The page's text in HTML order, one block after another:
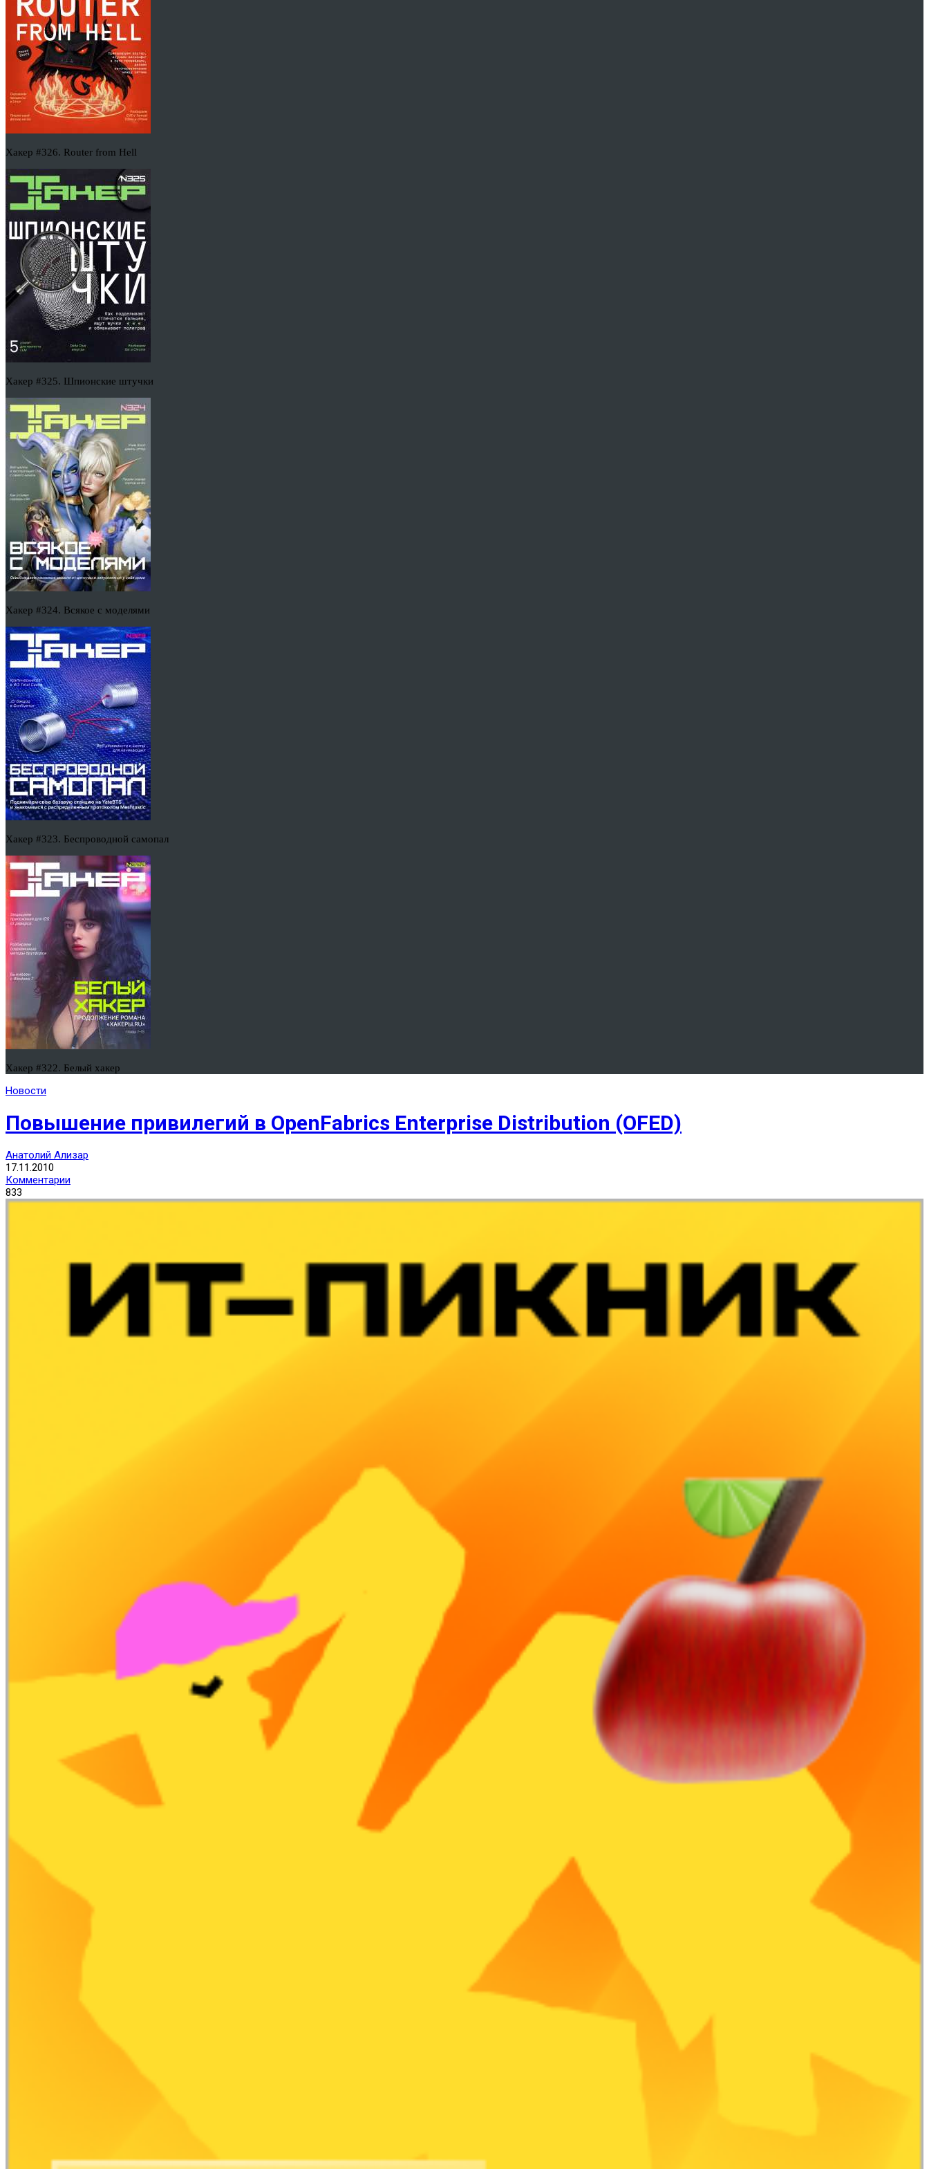
Хакер #326. Router from Hell
Хакер #325. Шпионские штучки
Хакер #324. Всякое с моделями
Хакер #323. Беспроводной самопал
Хакер #322. Белый хакер
Новости
Повышение привилегий в OpenFabrics Enterprise Distribution (OFED)
Анатолий Ализар
17.11.2010
Комментарии
833